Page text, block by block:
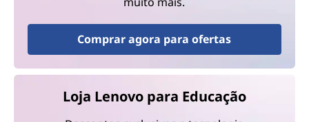
Comprar agora para ofertas
Loja Lenovo para Educação